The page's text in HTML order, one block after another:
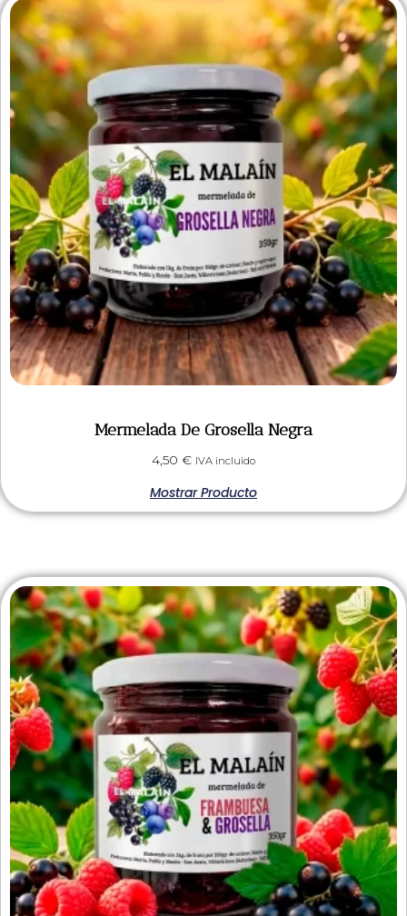
Mermelada De Grosella Negra
4,50 € IVA incluido
Mostrar Producto